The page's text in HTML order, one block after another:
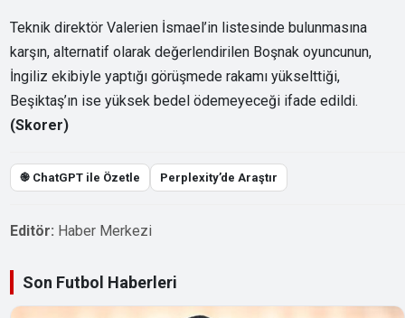
Teknik direktör Valerien İsmael’in listesinde bulunmasına
karşın, alternatif olarak değerlendirilen Boşnak oyuncunun,
İngiliz ekibiyle yaptığı görüşmede rakamı yükselttiği,
Beşiktaş’ın ise yüksek bedel ödemeyeceği ifade edildi.
(Skorer)
֎ ChatGPT ile Özetle Perplexity’de Araştır
Editör: Haber Merkezi
Son Futbol Haberleri